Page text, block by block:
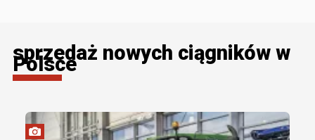
sprzedaż nowych ciągników w
Polsce